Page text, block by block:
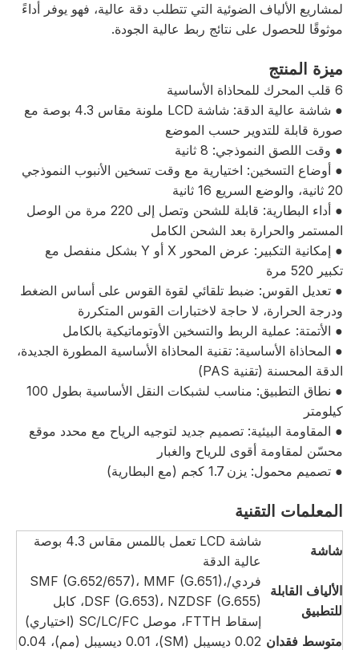
لمشاريع الألياف الضوئية التي تتطلب دقة عالية، فهو يوفر أداءً
موثوقًا للحصول على نتائج ربط عالية الجودة.
ميزة المنتج
6 قلب المحرك للمحاذاة الأساسية
● شاشة عالية الدقة: شاشة LCD ملونة مقاس 4.3 بوصة مع
صورة قابلة للتدوير حسب الموضع
● وقت اللصق النموذجي: 8 ثانية
● أوضاع التسخين: اختيارية مع وقت تسخين الأنبوب النموذجي
20 ثانية، والوضع السريع 16 ثانية
● أداء البطارية: قابلة للشحن وتصل إلى 220 مرة من الوصل
المستمر والحرارة بعد الشحن الكامل
● إمكانية التكبير: عرض المحور X أو Y بشكل منفصل مع
تكبير 520 مرة
● تعديل القوس: ضبط تلقائي لقوة القوس على أساس الضغط
ودرجة الحرارة، لا حاجة لاختبارات القوس المتكررة
● الأتمتة: عملية الربط والتسخين الأوتوماتيكية بالكامل
● المحاذاة الأساسية: تقنية المحاذاة الأساسية المطورة الجديدة،
الدقة المحسنة (تقنية PAS)
● نطاق التطبيق: مناسب لشبكات النقل الأساسية بطول 100
كيلومتر
● المقاومة البيئية: تصميم جديد لتوجيه الرياح مع محدد موقع
محسّن لمقاومة أقوى للرياح والغبار
● تصميم محمول: يزن 1.7 كجم (مع البطارية)
المعلمات التقنية
شاشة
شاشة LCD تعمل باللمس مقاس 4.3 بوصة
عالية الدقة
الألياف القابلة
للتطبيق
فردي/SMF (G.652/657)، MMF (G.651)،
DSF (G.653)، NZDSF (G.655)، كابل
إسقاط FTTH، موصل SC/LC/FC (اختياري)
متوسط ​​فقدان
0.02 ديسيبل (SM)، 0.01 ديسيبل (مم)، 0.04